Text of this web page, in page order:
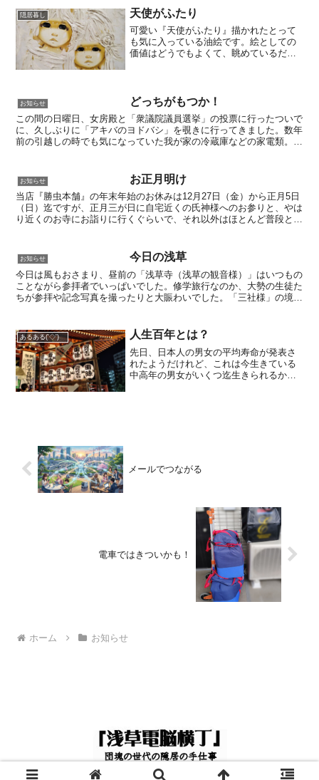
隠居暮し 天使がふたり
可愛い『天使がふたり』描かれたとって
も気に入っている油絵です。絵としての
価値はどうでもよくて、眺めているだけ
の友人たちと卒業旅行で...
お知らせ どっちがもつか！
この間の日曜日、女房殿と「衆議院議員選挙」の投票に行ったついで
に、久しぶりに「アキバのヨドバシ」を覗きに行ってきました。数年
前の引越しの時でも気になっていた我が家の冷蔵庫などの家電類。家
お知らせ お正月明け
当店『勝虫本舗』の年末年始のお休みは12月27日（金）から正月5日
（日）迄ですが、正月三が日に自宅近くの氏神様へのお参りと、やは
り近くのお寺にお詣りに行くぐらいで、それ以外はほとんど普段と変
お知らせ 今日の浅草
今日は風もおさまり、昼前の「浅草寺（浅草の観音様）」はいつもの
ことながら参拝者でいっぱいでした。修学旅行なのか、大勢の生徒た
ちが参拝や記念写真を撮ったりと大賑わいでした。「三社様」の境内
あるある('◇')ゞ 人生百年とは？
先日、日本人の男女の平均寿命が発表さ
れたようだけれど、これは今生きている
中高年の男女がいくつ迄生きられるかの
メールでつながる
電車ではきついかも！
ホーム お知らせ
© 2024 浅草電脳横丁.